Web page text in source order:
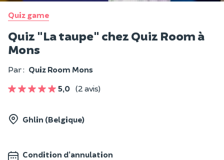
Quiz game
Quiz "La taupe" chez Quiz Room à
Mons
Par : Quiz Room Mons
5,0 (2 avis)
Ghlin (Belgique)
Condition d’annulation